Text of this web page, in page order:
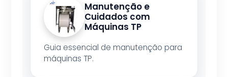
Manutenção e
Cuidados com
Máquinas TP
Guia essencial de manutenção para
máquinas TP.